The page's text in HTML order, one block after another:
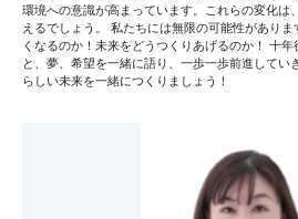
環境への意識が高まっています。これらの変化は
えるでしょう。 私たちには無限の可能性があり
くなるのか！未来をどうつくりあげるのか！ 十
と、夢、希望を一緒に語り、一歩一歩前進してい
らしい未来を一緒につくりましょう！